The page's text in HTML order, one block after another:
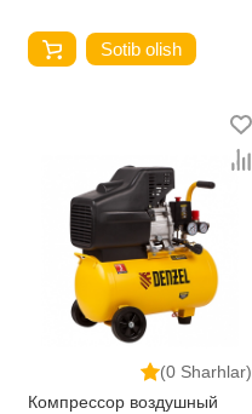
Sotib olish
(0 Sharhlar)
Компрессор воздушный